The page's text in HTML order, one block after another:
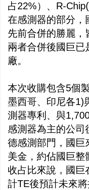
占22%）、R-
在感測器的部分，
先前合併的勝麗，
兩者合併後國巨已
廠。
本次收購包含5個
墨西哥、印尼各1)
測器專利、與
感測器為主的公司
德感測部門，國巨
美金，約佔國巨整
收占比來說，國巨
計TE後預計未來將